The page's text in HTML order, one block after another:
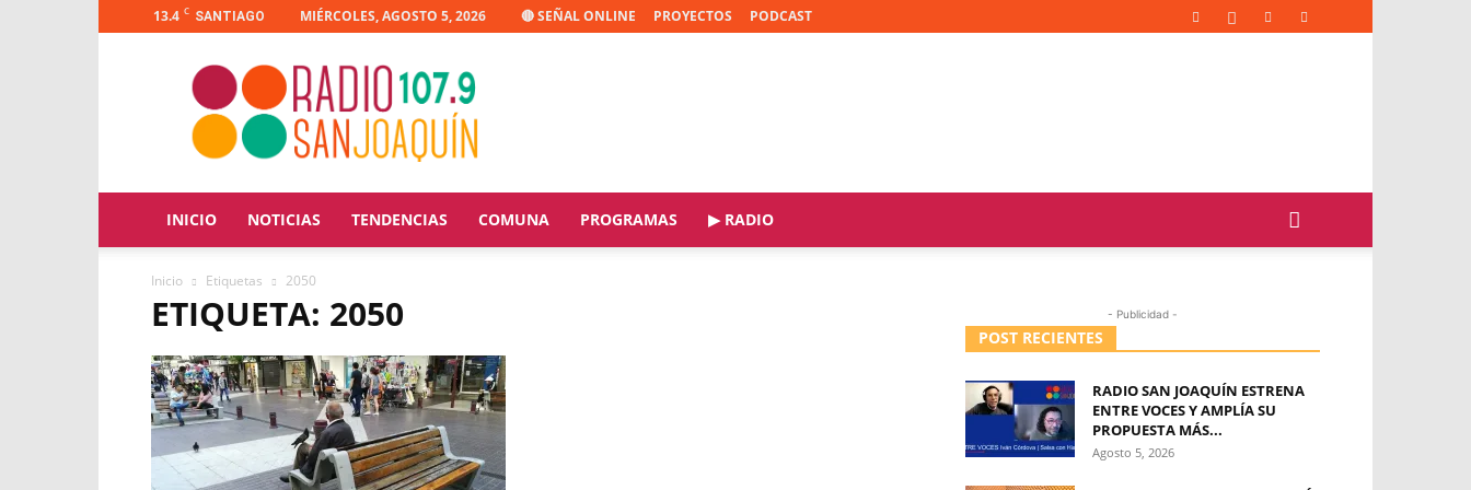
13.4 C SANTIAGO MIÉRCOLES, AGOSTO 5, 2026 🔴 SEÑAL ONLINE PROYECTOS PODCAST
Radio
Joaquín
INICIO NOTICIAS TENDENCIAS COMUNA PROGRAMAS ▶ RADIO
Inicio Etiquetas 2050
ETIQUETA: 2050 - Publicidad -
POST RECIENTES
RADIO SAN JOAQUÍN ESTRENA
ENTRE VOCES Y AMPLÍA SU
PROPUESTA MÁS...
Agosto 5, 2026